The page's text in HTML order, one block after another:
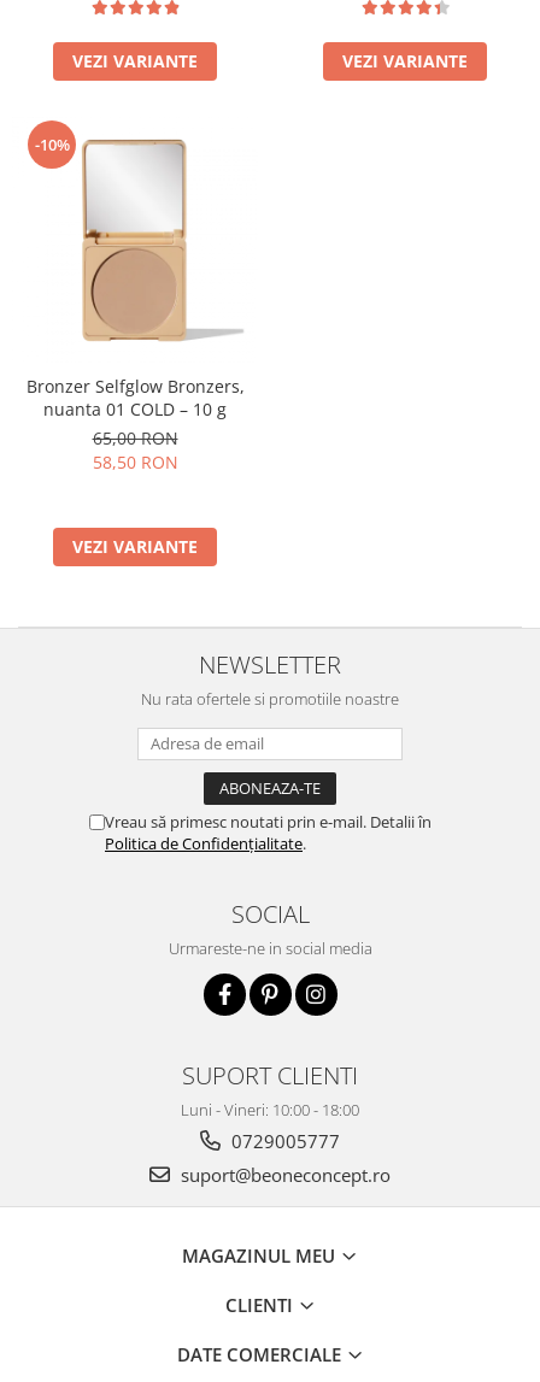
VEZI VARIANTE VEZI VARIANTE
-10%
Bronzer Selfglow Bronzers,
nuanta 01 COLD – 10 g
65,00 RON
58,50 RON
VEZI VARIANTE
NEWSLETTER
Nu rata ofertele si promotiile noastre
Vreau să primesc noutati prin e-mail. Detalii în
Politica de Confidențialitate.
SOCIAL
Urmareste-ne in social media
SUPORT CLIENTI
Luni - Vineri: 10:00 - 18:00
0729005777
suport@beoneconcept.ro
MAGAZINUL MEU
CLIENTI
DATE COMERCIALE